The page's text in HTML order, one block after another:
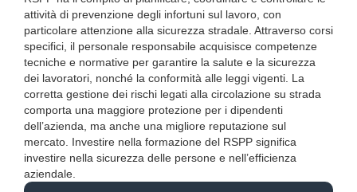
attività di prevenzione degli infortuni sul lavoro, con
particolare attenzione alla sicurezza stradale. Attraverso corsi
specifici, il personale responsabile acquisisce competenze
tecniche e normative per garantire la salute e la sicurezza
dei lavoratori, nonché la conformità alle leggi vigenti. La
corretta gestione dei rischi legati alla circolazione su strada
comporta una maggiore protezione per i dipendenti
dell’azienda, ma anche una migliore reputazione sul
mercato. Investire nella formazione del RSPP significa
investire nella sicurezza delle persone e nell’efficienza
aziendale.